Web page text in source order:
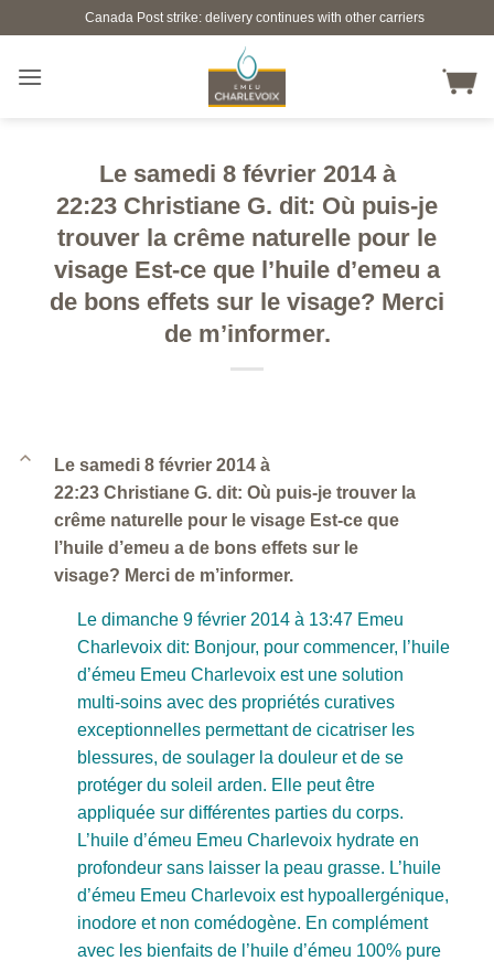
to
content
Canada Post strike: delivery continues with other carriers
Le samedi 8 février 2014 à
22:23 Christiane G. dit: Où puis-je
trouver la crême naturelle pour le
visage Est-ce que l’huile d’emeu a
de bons effets sur le visage? Merci
de m’informer.
B
Le samedi 8 février 2014 à
22:23 Christiane G. dit: Où puis-je trouver la
crême naturelle pour le visage Est-ce que
l’huile d’emeu a de bons effets sur le
visage? Merci de m’informer.
Le dimanche 9 février 2014 à 13:47 Emeu
Charlevoix dit: Bonjour, pour commencer, l’huile
d’émeu Emeu Charlevoix est une solution
multi-soins avec des propriétés curatives
exceptionnelles permettant de cicatriser les
blessures, de soulager la douleur et de se
protéger du soleil arden. Elle peut être
appliquée sur différentes parties du corps.
L’huile d’émeu Emeu Charlevoix hydrate en
profondeur sans laisser la peau grasse. L’huile
d’émeu Emeu Charlevoix est hypoallergénique,
inodore et non comédogène. En complément
avec les bienfaits de l’huile d’émeu 100% pure